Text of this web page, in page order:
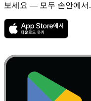
보세요 — 모두 손안에서.